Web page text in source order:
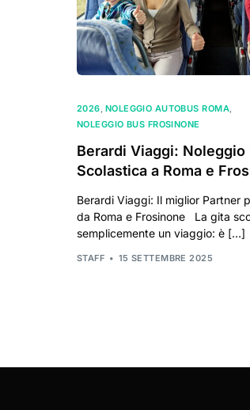
2026 NOLEGGIO AUTOBUS ROMA
NOLEGGIO BUS FROSINONE
Berardi Viaggi: Noleggio
Scolastica a Roma e
Berardi Viaggi: Il miglior Partner
da Roma e Frosinone La gita
semplicemente un viaggio: è […]
STAFF 15 SETTEMBRE 2025